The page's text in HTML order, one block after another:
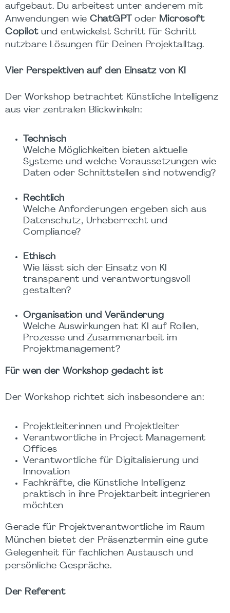
aufgebaut. Du arbeitest unter anderem mit
Anwendungen wie ChatGPT oder Microsoft
Copilotund entwickelst Schritt für Schritt
nutzbare Lösungen für Deinen Projektalltag.
Vier Perspektiven auf den Einsatz von KI
Der Workshop betrachtet Künstliche Intelligenz
aus vier zentralen Blickwinkeln:
Technisch
Welche Möglichkeiten bieten aktuelle
Systeme und welche Voraussetzungen wie
Daten oder Schnittstellen sind notwendig?
Rechtlich
Welche Anforderungen ergeben sich aus
Datenschutz, Urheberrecht und
Compliance?
Ethisch
Wie lässt sich der Einsatz von KI
transparent und verantwortungsvoll
gestalten?
Organisation und Veränderung
Welche Auswirkungen hat KI auf Rollen,
Prozesse und Zusammenarbeit im
Projektmanagement?
Für wen der Workshop gedacht ist
Der Workshop richtet sich insbesondere an:
Projektleiterinnen und Projektleiter
Verantwortliche in Project Management
Offices
Verantwortliche für Digitalisierung und
Innovation
Fachkräfte, die Künstliche Intelligenz
praktisch in ihre Projektarbeit integrieren
möchten
Gerade für Projektverantwortliche im Raum
München bietet der Präsenztermin eine gute
Gelegenheit für fachlichen Austausch und
persönliche Gespräche.
Der Referent